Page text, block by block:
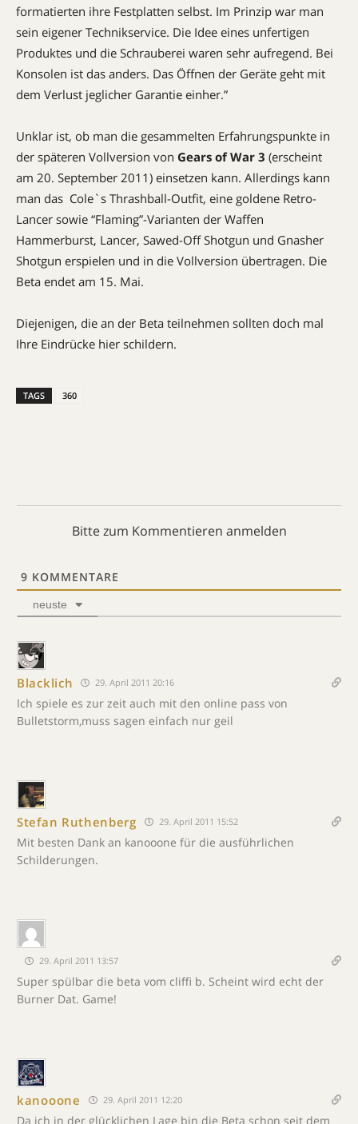
formatierten ihre Festplatten selbst. Im Prinzip war man
sein eigener Technikservice. Die Idee eines unfertigen
Produktes und die Schrauberei waren sehr aufregend. Bei
Konsolen ist das anders. Das Öffnen der Geräte geht mit
dem Verlust jeglicher Garantie einher.”
Unklar ist, ob man die gesammelten Erfahrungspunkte in
der späteren Vollversion von Gears of War 3 (erscheint
am 20. September 2011) einsetzen kann. Allerdings kann
man das Cole`s Thrashball-Outfit, eine goldene Retro-
Lancer sowie “Flaming”-Varianten der Waffen
Hammerburst, Lancer, Sawed-Off Shotgun und Gnasher
Shotgun erspielen und in die Vollversion übertragen. Die
Beta endet am 15. Mai.
Diejenigen, die an der Beta teilnehmen sollten doch mal
Ihre Eindrücke hier schildern.
TAGS 360
Bitte zum Kommentieren anmelden
9 KOMMENTARE
neuste
Blacklich 29. April 2011 20:16
Ich spiele es zur zeit auch mit den online pass von
Bulletstorm,muss sagen einfach nur geil
Stefan Ruthenberg 29. April 2011 15:52
Mit besten Dank an kanooone für die ausführlichen
Schilderungen.
29. April 2011 13:57
Super spülbar die beta vom cliffi b. Scheint wird echt der
Burner Dat. Game!
kanooone 29. April 2011 12:20
Da ich in der glücklichen Lage bin die Beta schon seit dem